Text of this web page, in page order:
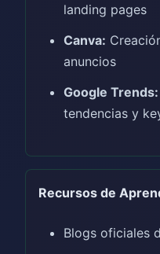
landing pages
Canva:
anuncios
Google Trends:
tendencias y
Recursos de
Blogs oficiales